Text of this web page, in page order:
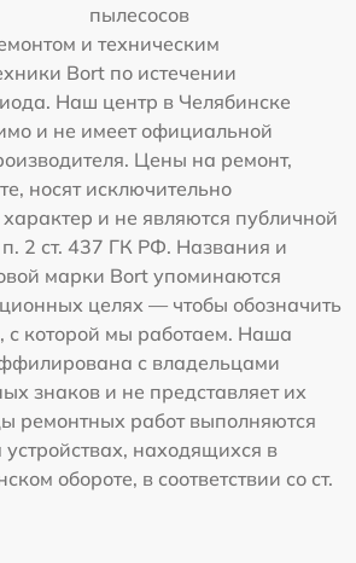
пылесосов
и техническим
Bort по истечении
Наш центр в Челябинске
и не имеет официальной
Цены на ремонт,
носят исключительно
и не являются публичной
2 ст. 437 ГК РФ. Названия и
марки Bort упоминаются
целях — чтобы обозначить
с которой мы работаем. Наша
с владельцами
знаков и не представляет их
ремонтных работ выполняются
находящихся в
обороте, в соответствии со ст.